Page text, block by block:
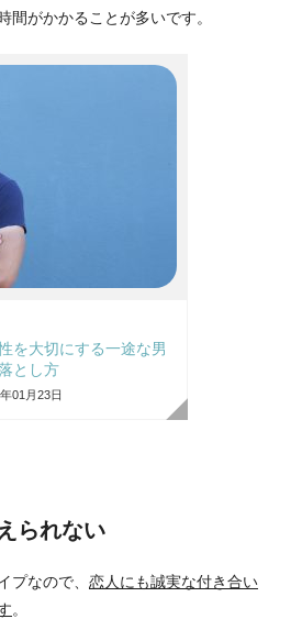
間がかかることが多いです。
を大切にする一途な男
とし方
01月23日
られない
プなので、 恋人にも誠実な付き合い
。